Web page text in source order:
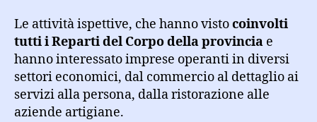
Le attività ispettive, che hanno vistocoinvolti
tutti i Reparti del Corpo della provincia e
hanno interessato imprese operanti in diversi
settori economici, dal commercio al dettaglio ai
servizi alla persona, dalla ristorazione alle
aziende artigiane.